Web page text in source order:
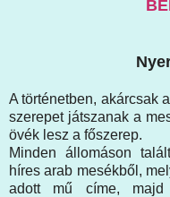
A történetben, akárcsak
szerepet játszanak a
övék lesz a főszerep.
Minden állomáson
híres arab mesékből,
adott mű címe, majd